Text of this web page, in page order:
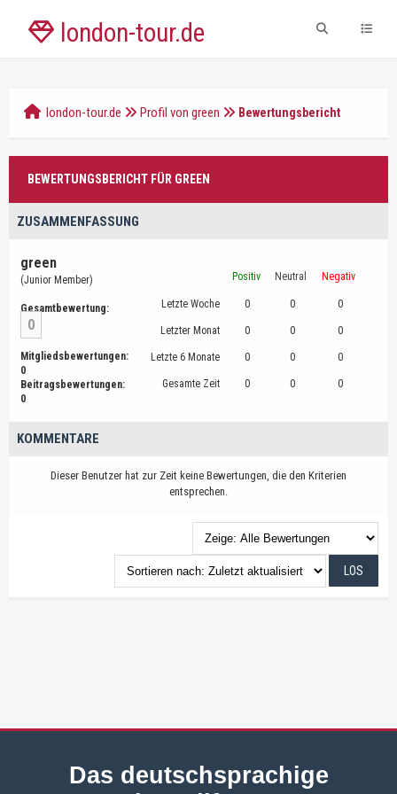
london-tour.de
london-tour.de Profil von green Bewertungsbericht
BEWERTUNGSBERICHT FÜR GREEN
ZUSAMMENFASSUNG
green
(Junior Member)
Gesamtbewertung:
0
Mitgliedsbewertungen:
0
Beitragsbewertungen:
0
Positiv Neutral Negativ
Letzte Woche 0 0 0
Letzter Monat 0 0 0
Letzte 6 Monate 0 0 0
Gesamte Zeit 0 0 0
KOMMENTARE
Dieser Benutzer hat zur Zeit keine Bewertungen, die den Kriterien
entsprechen.
Das deutschsprachige